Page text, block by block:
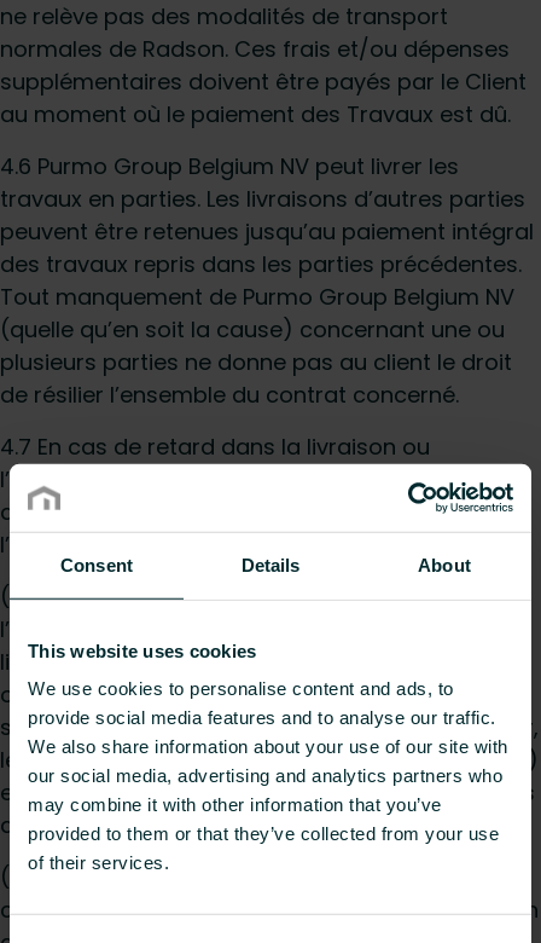
Consent Details About
This website uses cookies
We use cookies to personalise content and ads, to
provide social media features and to analyse our traffic.
We also share information about your use of our site with
our social media, advertising and analytics partners who
may combine it with other information that you’ve
provided to them or that they’ve collected from your use
of their services.
ne relève pas des modalités de transport
normales de Radson. Ces frais et/ou dépenses
supplémentaires doivent être payés par le Client
au moment où le paiement des Travaux est dû.
4.6 Purmo Group Belgium NV peut livrer les
travaux en parties. Les livraisons d’autres parties
peuvent être retenues jusqu’au paiement intégral
des travaux repris dans les parties précédentes.
Tout manquement de Purmo Group Belgium NV
(quelle qu’en soit la cause) concernant une ou
plusieurs parties ne donne pas au client le droit
de résilier l’ensemble du contrat concerné.
4.7 En cas de retard dans la livraison ou
l’enlèvement des marchandises et/ou l’exécution
des services imputable aux actions ou à
l’omission du client :
(a) la livraison des Marchandises et/ou
l’exécution des Services sont réputées avoir eu
lieu au moment où, sans ces retards, la livraison
ou l’exécution aurait eu lieu et tous les frais
supplémentaires (y compris, mais sans s'y limiter,
les frais de stockage, d’assurance et de livraison)
encourus en raison de ces retards seront ajoutés
au Prix contractuel et payés par le Client ; et
(b) Purmo Group Belgium NV peut vendre ou
céder de telles marchandises [à sa discrétion] en